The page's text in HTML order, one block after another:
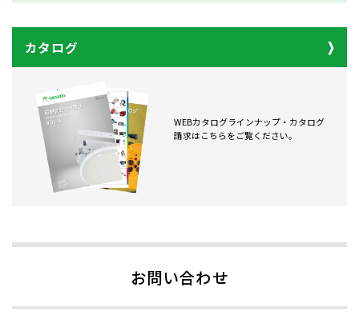
カタログ
WEBカタログラインナップ・カタログ
請求はこちらをご覧ください。
お問い合わせ